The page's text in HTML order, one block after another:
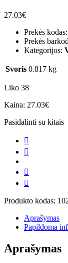
27.03€
Prekės kodas:
Prekės
Kategorijos:
Svoris 0.817 kg
Liko 38
Kaina: 27.03€
Pasidalinti su kitais
Produkto kodas:
Aprašymas
Papildoma
Aprašymas